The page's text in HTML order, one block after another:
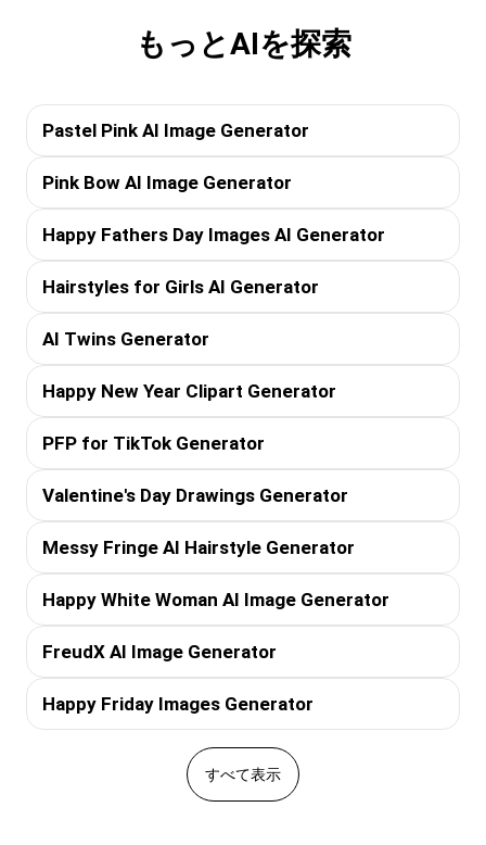
もっとAIを探索
Pastel Pink AI Image Generator
Pink Bow AI Image Generator
Happy Fathers Day Images AI Generator
Hairstyles for Girls AI Generator
AI Twins Generator
Happy New Year Clipart Generator
PFP for TikTok Generator
Valentine's Day Drawings Generator
Messy Fringe AI Hairstyle Generator
Happy White Woman AI Image Generator
FreudX AI Image Generator
Happy Friday Images Generator
すべて表示